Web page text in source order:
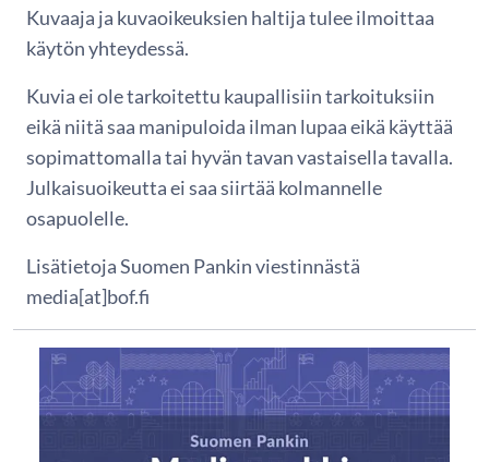
Kuvaaja ja kuvaoikeuksien haltija tulee ilmoittaa
käytön yhteydessä.
Kuvia ei ole tarkoitettu kaupallisiin tarkoituksiin
eikä niitä saa manipuloida ilman lupaa eikä käyttää
sopimattomalla tai hyvän tavan vastaisella tavalla.
Julkaisuoikeutta ei saa siirtää kolmannelle
osapuolelle.
Lisätietoja Suomen Pankin viestinnästä
media[at]bof.fi